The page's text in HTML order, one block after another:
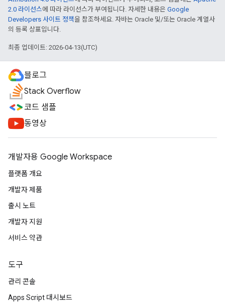
2.0 라이선스에 따라 라이선스가 부여됩니다. 자세한 내용은 Google
Developers 사이트 정책을 참조하세요. 자바는 Oracle 및/또는 Oracle 계열사
의 등록 상표입니다.
최종 업데이트: 2026-04-13(UTC)
블로그
Stack Overflow
코드 샘플
동영상
개발자용 Google Workspace
플랫폼 개요
개발자 제품
출시 노트
개발자 지원
서비스 약관
도구
관리 콘솔
Apps Script 대시보드